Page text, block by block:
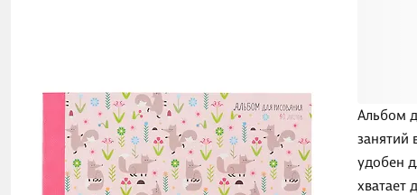
Альбом
занятий
удобен
хватает